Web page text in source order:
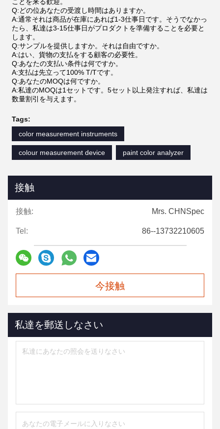
ことを来る歓迎。
Q:どの位あなたの受渡し時間はありますか。
A:通常それは商品が在庫にあれば1-3仕事日です。そうでなかっ
たら、私達は3-15仕事日がプロダクトを準備することを必要と
します。
Q:サンプルを提供しますか。それは自由ですか。
A:はい、貨物の支払をする顧客の必要性。
Q:あなたの支払い条件は何ですか。
A:支払は先立って100% T/Tです。
Q:あなたのMOQは何ですか。
A:私達のMOQは1セットです。5セット以上発注すれば、私達は
数量割引を与えます。
Tags:
color measurement instruments
colour measurement device paint color analyzer
接触
接触: Mrs. CHNSpec
Tel: 86--13732210605
今接触
私達を郵送しなさい